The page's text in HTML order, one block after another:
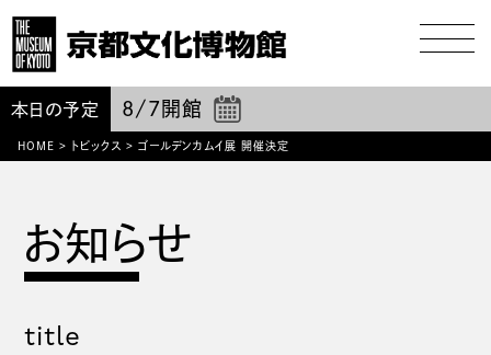
本日の予定 8/7 開館
HOME > トピックス > ゴールデンカムイ展 開催決定
title